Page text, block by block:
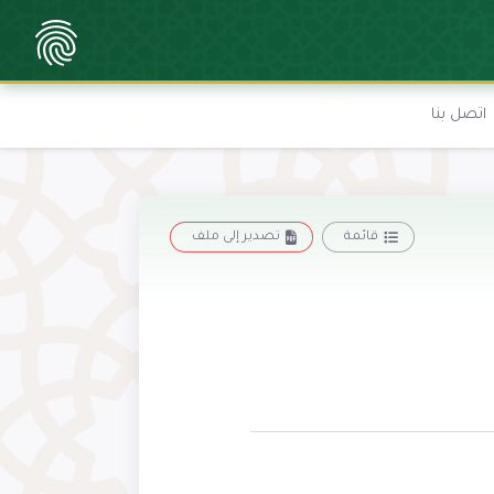
اتصل بنا
قائمة تصدير إلى ملف